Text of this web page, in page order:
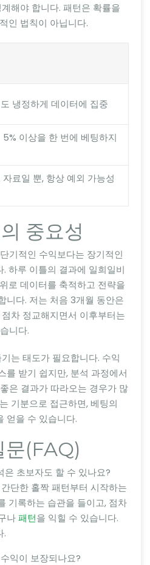
해야 합니다. 패턴은 확률을
인 법칙이 아닙니다.
냉정하게 데이터에 집중
이상을 한 번에 베팅하지
료일 뿐, 항상 예외 가능성
중요성
기적인 수익보다는 장기적인
하루 이틀의 결과에 일희일비
로 데이터를 축적하고 전략을
니다. 저는 처음 3개월 동안은
차 정교해지면서 이후부터는
니다.
는 태도가 필요합니다. 수익
를 받기 쉽지만, 분석 과정에서
은 결과가 따라오는 경우가 많
기분으로 접근하면, 베팅의
얻을 수 있습니다.
문(FAQ)
은 초보자도 할 수 있나요?
단한 홀짝 패턴부터 시작하는
기록하는 습관을 들이고, 점차
나패턴을 익힐 수 있습니다.
.
익이 보장되나요?